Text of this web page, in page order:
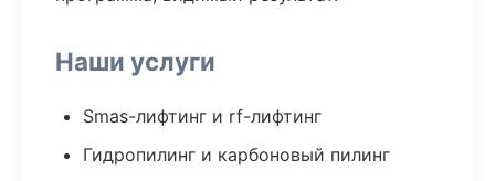
Наши услуги
Smas-лифтинг и rf-лифтинг
Гидропилинг и карбоновый пилинг